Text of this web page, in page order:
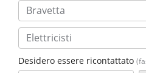
Bravetta
Elettricisti
Desidero essere ricontattato